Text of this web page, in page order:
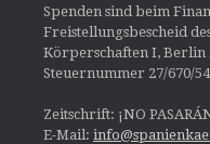
Spenden sind beim
Freistellungsbescheid
Körperschaften I, Berlin
Steuernummer 27/670/
Zeitschrift: ¡NO
E-Mail: